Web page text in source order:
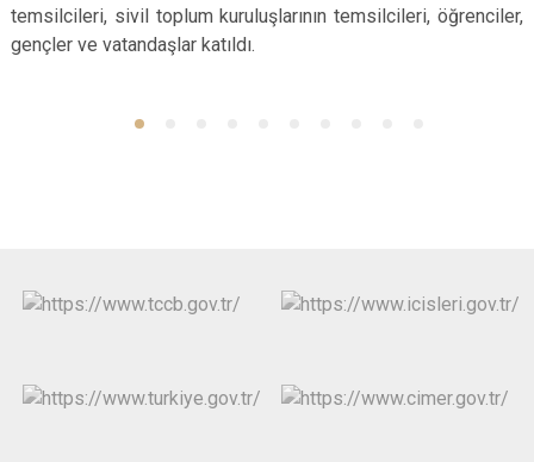
temsilcileri, sivil toplum kuruluşlarının temsilcileri, öğrenciler,
gençler ve vatandaşlar katıldı.